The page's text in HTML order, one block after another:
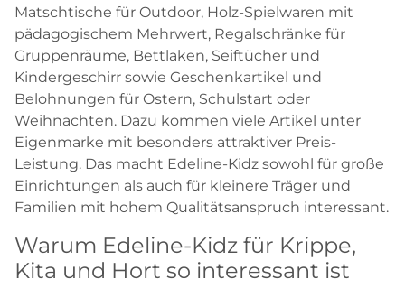
Matschtische für Outdoor, Holz-Spielwaren mit
pädagogischem Mehrwert, Regalschränke für
Gruppenräume, Bettlaken, Seiftücher und
Kindergeschirr sowie Geschenkartikel und
Belohnungen für Ostern, Schulstart oder
Weihnachten. Dazu kommen viele Artikel unter
Eigenmarke mit besonders attraktiver Preis-
Leistung. Das macht Edeline-Kidz sowohl für große
Einrichtungen als auch für kleinere Träger und
Familien mit hohem Qualitätsanspruch interessant.
Warum Edeline-Kidz für Krippe,
Kita und Hort so interessant ist